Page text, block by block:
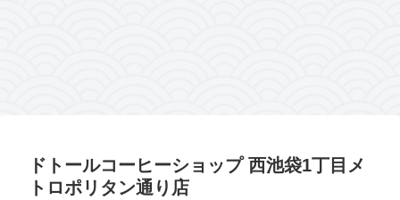
ドトールコーヒーショップ 西池袋1丁目メ
トロポリタン通り店